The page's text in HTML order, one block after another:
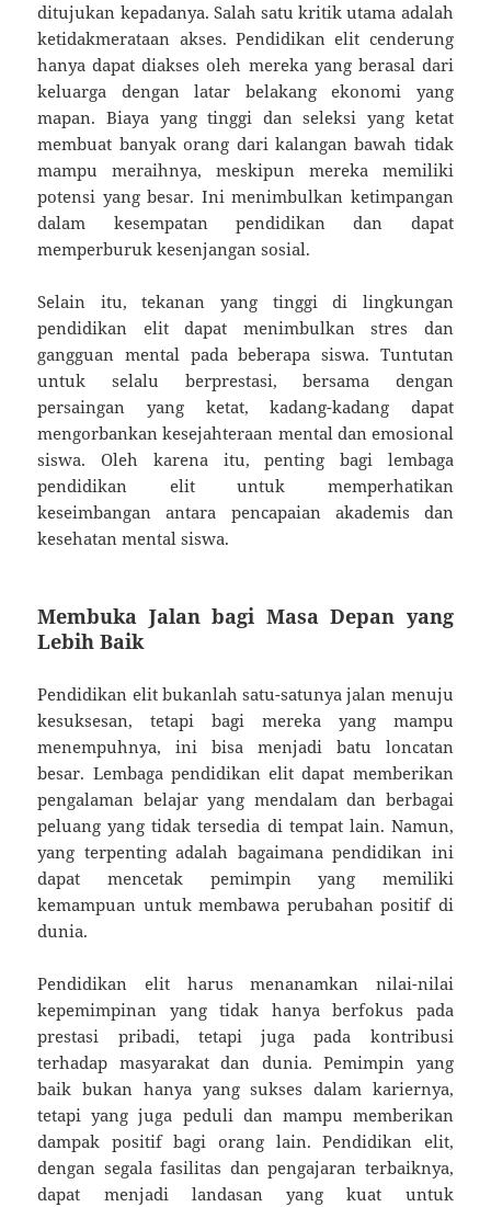
ditujukan kepadanya. Salah satu kritik utama adalah
ketidakmerataan akses. Pendidikan elit cenderung
hanya dapat diakses oleh mereka yang berasal dari
keluarga dengan latar belakang ekonomi yang
mapan. Biaya yang tinggi dan seleksi yang ketat
membuat banyak orang dari kalangan bawah tidak
mampu meraihnya, meskipun mereka memiliki
potensi yang besar. Ini menimbulkan ketimpangan
dalam kesempatan pendidikan dan dapat
memperburuk kesenjangan sosial.
Selain itu, tekanan yang tinggi di lingkungan
pendidikan elit dapat menimbulkan stres dan
gangguan mental pada beberapa siswa. Tuntutan
untuk selalu berprestasi, bersama dengan
persaingan yang ketat, kadang-kadang dapat
mengorbankan kesejahteraan mental dan emosional
siswa. Oleh karena itu, penting bagi lembaga
pendidikan elit untuk memperhatikan
keseimbangan antara pencapaian akademis dan
kesehatan mental siswa.
Membuka Jalan bagi Masa Depan yang
Lebih Baik
Pendidikan elit bukanlah satu-satunya jalan menuju
kesuksesan, tetapi bagi mereka yang mampu
menempuhnya, ini bisa menjadi batu loncatan
besar. Lembaga pendidikan elit dapat memberikan
pengalaman belajar yang mendalam dan berbagai
peluang yang tidak tersedia di tempat lain. Namun,
yang terpenting adalah bagaimana pendidikan ini
dapat mencetak pemimpin yang memiliki
kemampuan untuk membawa perubahan positif di
dunia.
Pendidikan elit harus menanamkan nilai-nilai
kepemimpinan yang tidak hanya berfokus pada
prestasi pribadi, tetapi juga pada kontribusi
terhadap masyarakat dan dunia. Pemimpin yang
baik bukan hanya yang sukses dalam kariernya,
tetapi yang juga peduli dan mampu memberikan
dampak positif bagi orang lain. Pendidikan elit,
dengan segala fasilitas dan pengajaran terbaiknya,
dapat menjadi landasan yang kuat untuk